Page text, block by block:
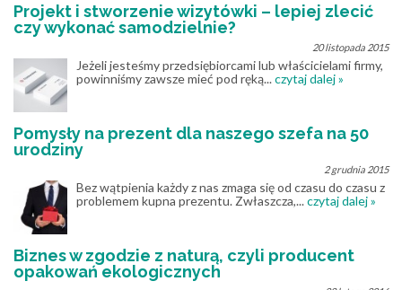
Projekt i stworzenie wizytówki – lepiej zlecić
czy wykonać samodzielnie?
20 listopada 2015
Jeżeli jesteśmy przedsiębiorcami lub właścicielami firmy,
powinniśmy zawsze mieć pod ręką...czytaj dalej »
Pomysły na prezent dla naszego szefa na 50
urodziny
2 grudnia 2015
Bez wątpienia każdy z nas zmaga się od czasu do czasu z
problemem kupna prezentu. Zwłaszcza,...czytaj dalej »
Biznes w zgodzie z naturą, czyli producent
opakowań ekologicznych